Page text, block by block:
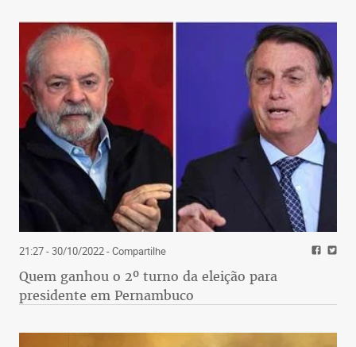
21:27 - 30/10/2022- Compartilhe
Quem ganhou o 2º turno da eleição para
presidente em Pernambuco